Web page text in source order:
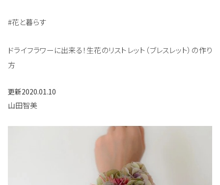
#花と暮らす
ドライフラワーに出来る！生花のリストレット（ブレスレット）の作り
方
更新2020.01.10
山田智美